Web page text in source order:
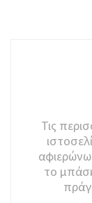
Τις
το